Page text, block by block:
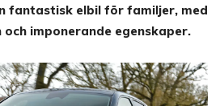
fantastisk elbil för familjer, med
imponerande egenskaper.